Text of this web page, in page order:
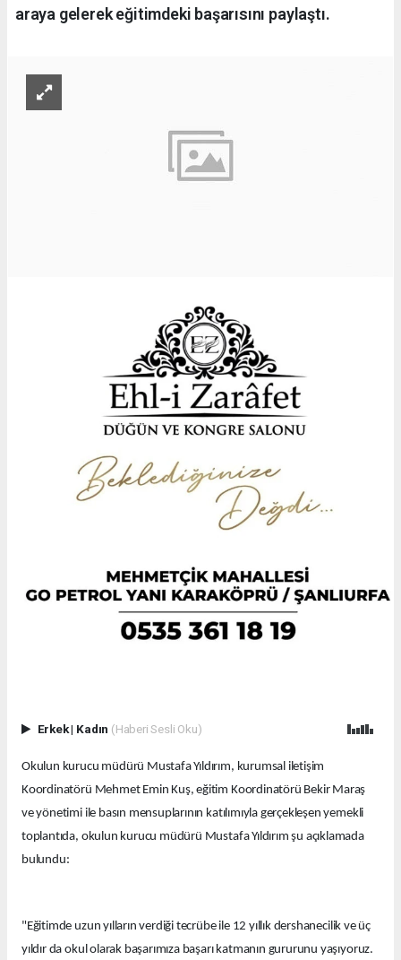
araya gelerek eğitimdeki başarısını paylaştı.
Erkek| Kadın (Haberi Sesli Oku)
Okulun kurucu müdürü Mustafa Yıldırım, kurumsal iletişim
Koordinatörü Mehmet Emin Kuş, eğitim Koordinatörü Bekir Maraş
ve yönetimi ile basın mensuplarının katılımıyla gerçekleşen yemekli
toplantıda, okulun kurucu müdürü Mustafa Yıldırım şu açıklamada
bulundu:
"Eğitimde uzun yılların verdiği tecrübe ile 12 yıllık dershanecilik ve üç
yıldır da okul olarak başarımıza başarı katmanın gururunu yaşıyoruz.